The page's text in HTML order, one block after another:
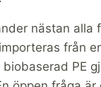
nästan alla
från
PE